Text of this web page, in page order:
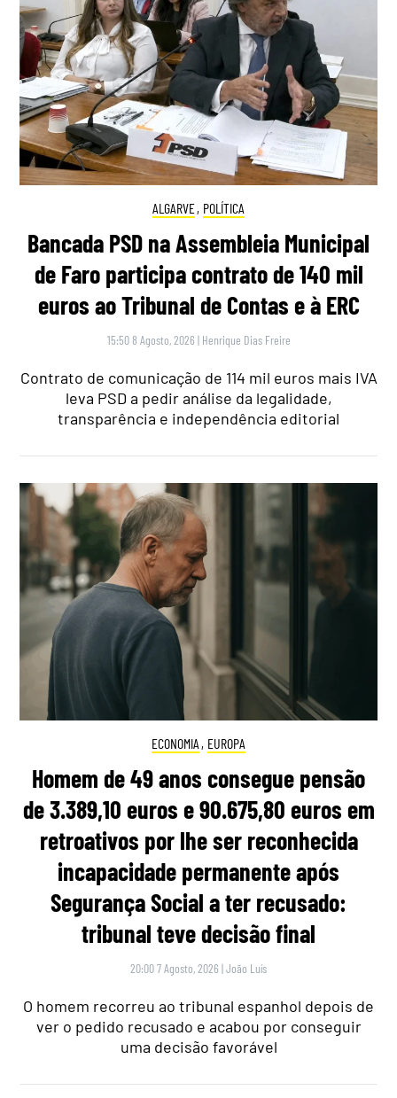
ALGARVE, POLÍTICA
Bancada PSD na Assembleia Municipal
de Faro participa contrato de 140 mil
euros ao Tribunal de Contas e à ERC
15:50 8 Agosto, 2026 | Henrique Dias Freire
Contrato de comunicação de 114 mil euros mais IVA
leva PSD a pedir análise da legalidade,
transparência e independência editorial
ECONOMIA , EUROPA
Homem de 49 anos consegue pensão
de 3.389,10 euros e 90.675,80 euros em
retroativos por lhe ser reconhecida
incapacidade permanente após
Segurança Social a ter recusado:
tribunal teve decisão final
20:00 7 Agosto, 2026 |João Luís
O homem recorreu ao tribunal espanhol depois de
ver o pedido recusado e acabou por conseguir
uma decisão favorável